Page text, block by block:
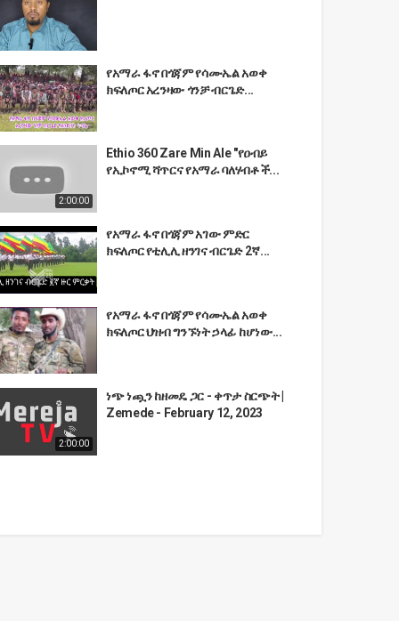
የአማራ ፋኖ በጎጃም የሳሙኤል አወቀ
ክፍለጦር አረንዛው ጎንቻ ብርጌድ...
2:00:00
Ethio 360 Zare Min Ale "የዐብይ
የኢኮኖሚ ሻጥርና የአማራ ባለሃብቶች...
የአማራ ፋኖ በጎጃም አገው ምድር
ክፍለጦር የቲሊሊ ዘንገና ብርጌድ 2ኛ...
የአማራ ፋኖ በጎጃም የሳሙኤል አወቀ
ክፍለጦር ህዝብ ግንኙነት ኃላፊ ከሆነው...
2:00:00
ነጭ ነጯን ከዘመዴ ጋር - ቀጥታ ስርጭት |
Zemede - February 12, 2023